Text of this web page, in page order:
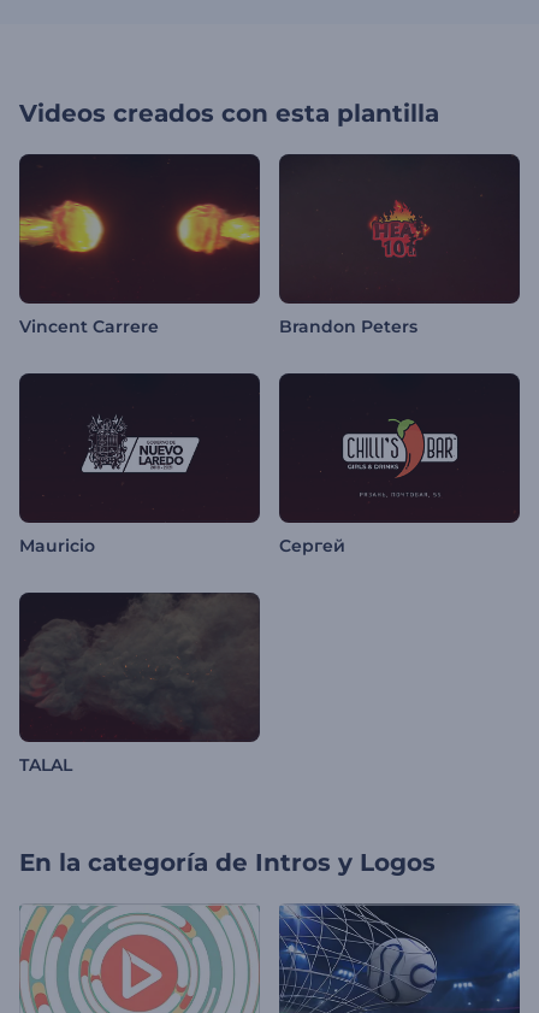
Videos creados con esta plantilla
Vincent Carrere Brandon Peters
Mauricio Сергей
TALAL
En la categoría de Intros y Logos